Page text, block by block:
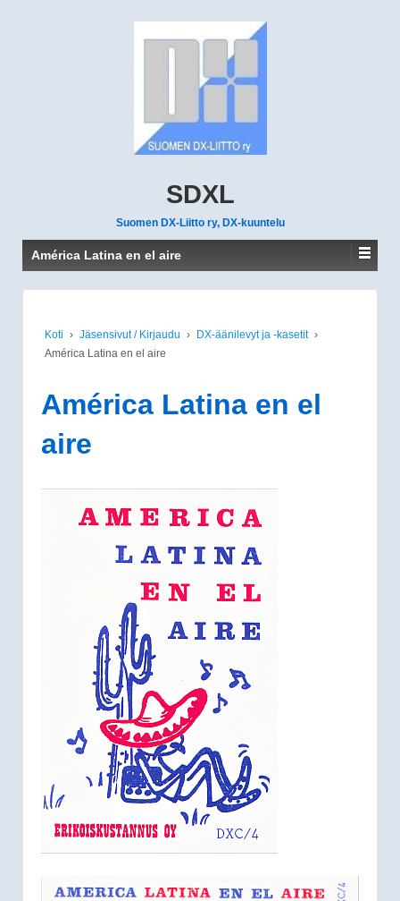
SDXL
Suomen DX-Liitto ry, DX-kuuntelu
América Latina en el aire
Koti › Jäsensivut / Kirjaudu › DX-äänilevyt ja -kasetit ›
América Latina en el aire
América Latina en el
aire